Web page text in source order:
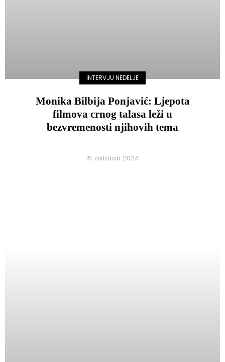
INTERVJU NEDELJE
Monika Bilbija Ponjavić: Ljepota
filmova crnog talasa leži u
bezvremenosti njihovih tema
15. oktobar 2024